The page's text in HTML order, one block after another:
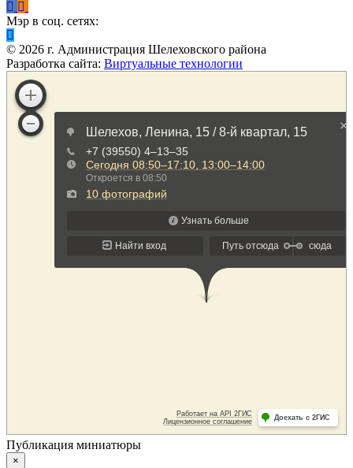
Мэр в соц. сетях:
© 2026 г. Администрация Шелеховского района
Разработка сайта: Виртуальные технологии
Публикация миниатюры
×